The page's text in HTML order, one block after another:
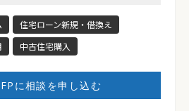
住宅ローン新規・借換え
中古住宅購入
に相談を申し込む